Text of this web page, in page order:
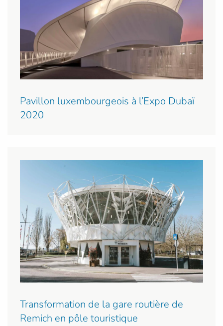
Pavillon luxembourgeois à l’Expo Dubaï
2020
Transformation de la gare routière de
Remich en pôle touristique